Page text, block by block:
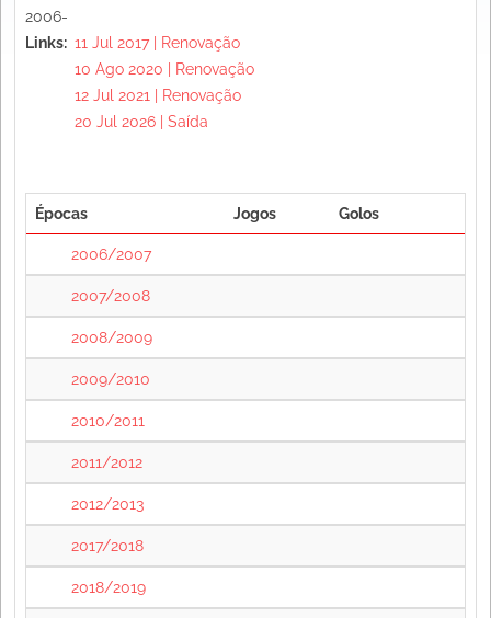
2006-
Links
11 Jul 2017 | Renovação
10 Ago 2020 | Renovação
12 Jul 2021 | Renovação
20 Jul 2026 | Saída
Épocas Jogos Golos
2006/2007
2007/2008
2008/2009
2009/2010
2010/2011
2011/2012
2012/2013
2017/2018
2018/2019